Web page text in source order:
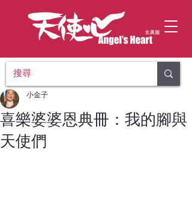
喜樂婆婆恩典冊：我的腳與
天使們
小金子